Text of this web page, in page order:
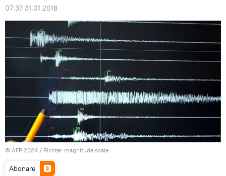
07:37 31.01.2018
© AFP 2024 / Richter magnitude scale
Abonare